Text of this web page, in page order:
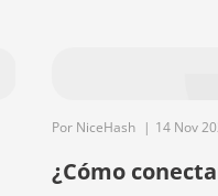
Por NiceHash | 14 Nov
¿Cómo